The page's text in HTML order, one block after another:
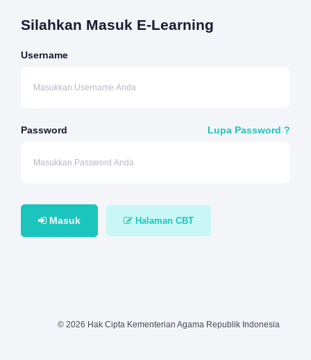
Silahkan Masuk E-Learning
Username
Password Lupa Password ?
Masuk Halaman CBT
© 2026 Hak Cipta Kementerian Agama Republik Indonesia